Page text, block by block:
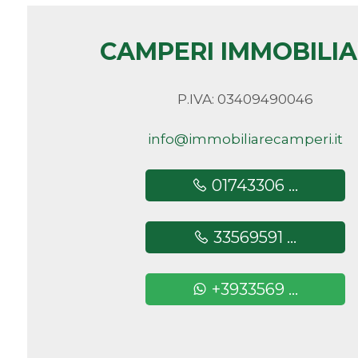
CAMPERI
P.IVA: 03409490046
info@immobiliarecamperi.it
01743306 ...
33569591 ...
+3933569 ...